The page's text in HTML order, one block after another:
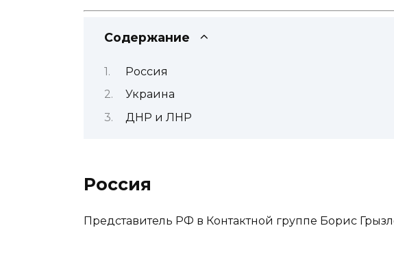
Содержание
Россия
Украина
ДНР и ЛНР
Россия
Представитель РФ в Контактной группе Борис